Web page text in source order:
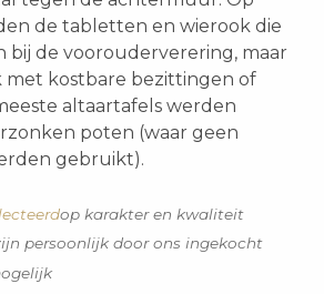
de tabletten en wierook die
de voorouderverering, maar
met kostbare bezittingen of
altaartafels werden
poten (waar geen
gebruikt).
op karakter en kwaliteit
persoonlijk door ons ingekocht